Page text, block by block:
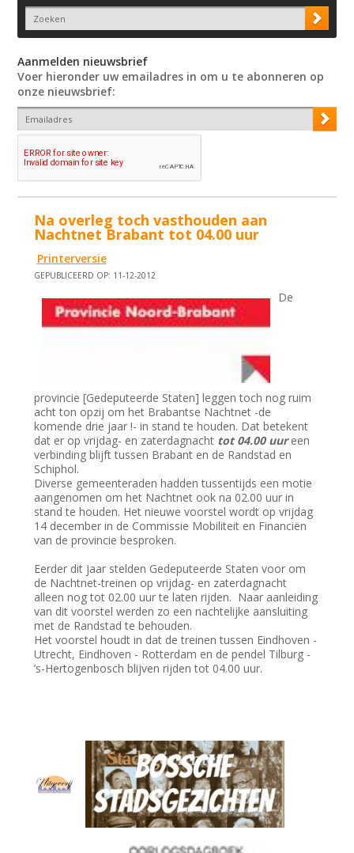
Aanmelden nieuwsbrief
Voer hieronder uw emailadres in om u te abonneren op
onze nieuwsbrief:
Na overleg toch vasthouden aan
Nachtnet Brabant tot 04.00 uur
Printerversie
GEPUBLICEERD OP: 11-12-2012
De
provincie [Gedeputeerde Staten] leggen toch nog ruim
acht ton opzij om het Brabantse Nachtnet -de
komende drie jaar !- in stand te houden. Dat betekent
dat er op vrijdag- en zaterdagnacht tot 04.00 uureen
verbinding blijft tussen Brabant en de Randstad en
Schiphol.
Diverse gemeenteraden hadden tussentijds een motie
aangenomen om het Nachtnet ook na 02.00 uur in
stand te houden. Het nieuwe voorstel wordt op vrijdag
14 december in de Commissie Mobiliteit en Financiën
van de provincie besproken.
Eerder dit jaar stelden Gedeputeerde Staten voor om
de Nachtnet-treinen op vrijdag- en zaterdagnacht
alleen nog tot 02.00 uur te laten rijden. Naar aanleiding
van dit voorstel werden zo een nachtelijke aansluiting
met de Randstad te behouden.
Het voorstel houdt in dat de treinen tussen Eindhoven -
Utrecht, Eindhoven - Rotterdam en de pendel Tilburg -
’s-Hertogenbosch blijven rijden tot 04.00 uur.